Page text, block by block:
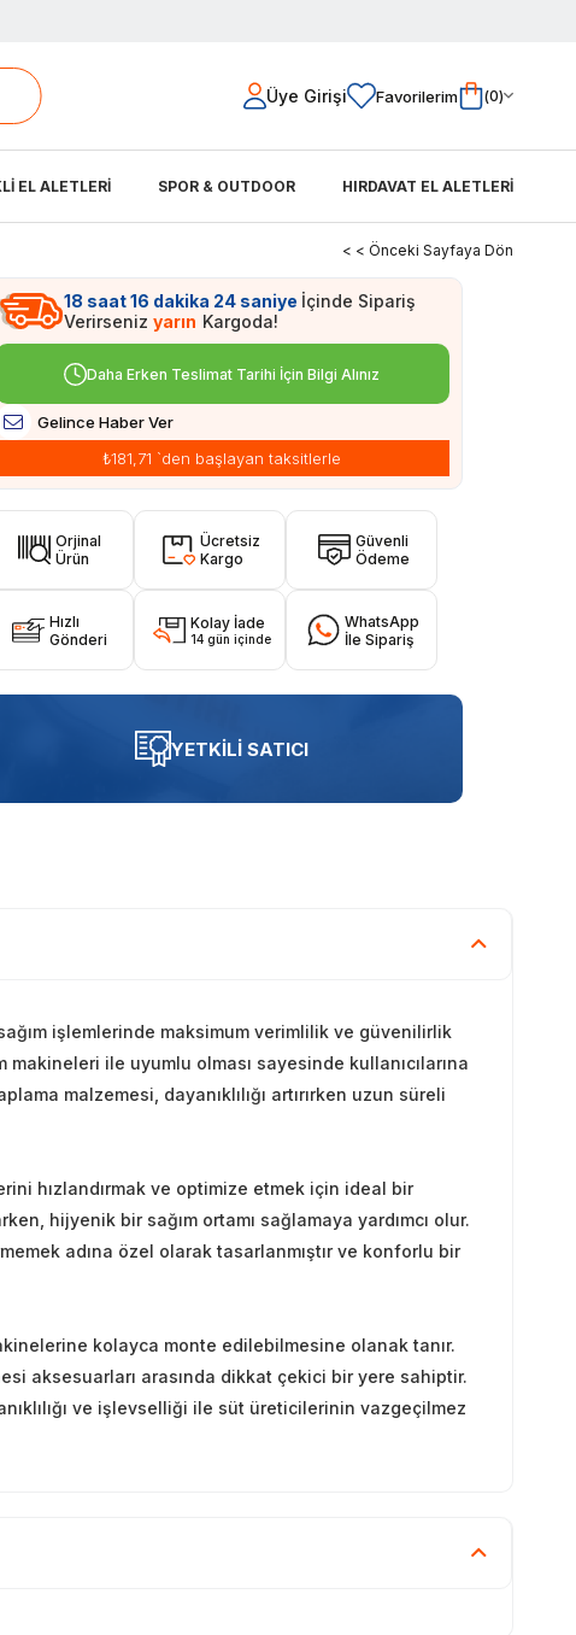
Üye Girişi Favorilerim 0
EL ALETLERİ SPOR & OUTDOOR HIRDAVAT EL ALETLERİ
< < Önceki Sayfaya Dön
18 saat16 dakika 23saniye İçinde Sipariş
Verirseniz yarın Kargoda!
Daha Erken Teslimat Tarihi İçin Bilgi Alınız
Gelince Haber Ver
₺181,71 `den başlayan taksitlerle
Orjinal
Ürün
Ücretsiz
Kargo
Güvenli
Ödeme
Hızlı
Gönderi
Kolay İade
14 gün içinde
WhatsApp
İle Sipariş
YETKİLİ SATICI
işlemlerinde maksimum verimlilik ve güvenilirlik
ile uyumlu olması sayesinde kullanıcılarına
malzemesi, dayanıklılığı artırırken uzun süreli
hızlandırmak ve optimize etmek için ideal bir
hijyenik bir sağım ortamı sağlamaya yardımcı olur.
adına özel olarak tasarlanmıştır ve konforlu bir
kolayca monte edilebilmesine olanak tanır.
aksesuarları arasında dikkat çekici bir yere sahiptir.
ve işlevselliği ile süt üreticilerinin vazgeçilmez